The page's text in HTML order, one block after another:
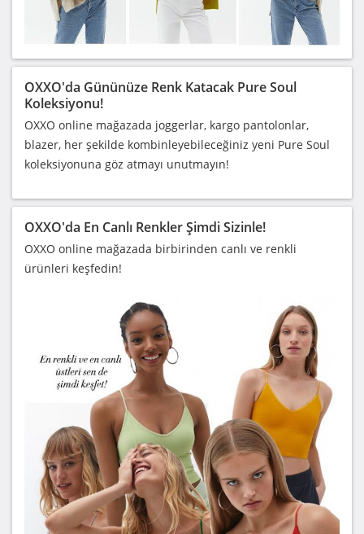
OXXO'da Gününüze Renk Katacak Pure Soul
Koleksiyonu!
OXXO online mağazada joggerlar, kargo pantolonlar,
blazer, her şekilde kombinleyebileceğiniz yeni Pure Soul
koleksiyonuna göz atmayı unutmayın!
OXXO'da En Canlı Renkler Şimdi Sizinle!
OXXO online mağazada birbirinden canlı ve renkli
ürünleri keşfedin!